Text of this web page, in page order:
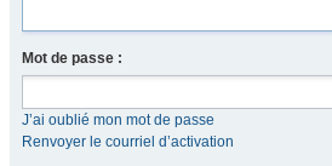
Mot de passe :
J’ai oublié mon mot de passe
Renvoyer le courriel d’activation